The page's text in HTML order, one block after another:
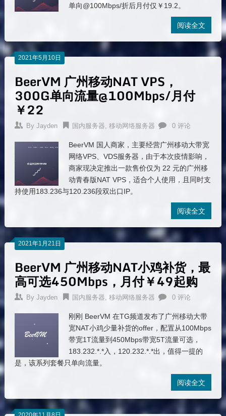
单向@100Mbps/折后月付仅￥19.2。
阅读全文
2021年5月10日
BeerVM 广州移动NAT VPS，
300G单向流量@100Mbps/月付
￥22
By Jayden 国内服务器, 移动网络服务器 0 评论
BeerVM 国人商家，主要经营广州移动大带宽
网络VPS、VDS服务器，由于本次疫情影响，
商家现决定推出一款售价仅为 22 元的广州移
动青春版NAT VPS，适合个人使用，且同时支
持使用183.236与120.236段双出口IP。
阅读全文
2021年1月21日
BeerVM 广州移动NAT小鸡补货，最
高可选450Mbps，月付￥49起购
By Jayden 国内服务器, 移动网络服务器 0 评论
刚刚 BeerVM 在TG频道发布了广州移动大带
宽NAT小鸡少量补货的offer，配置从100Mbps
带宽1T流量到450Mbps带宽5T流量可选，
183.232.*.*入，120.232.*.*出，值得一提的
是，该系列套餐只单向流量。
阅读全文